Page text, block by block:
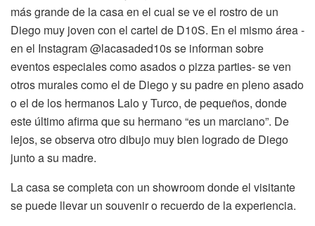
más grande de la casa en el cual se ve el rostro de un
Diego muy joven con el cartel de D10S. En el mismo área -
en el Instagram @lacasaded10s se informan sobre
eventos especiales como asados o pizza parties- se ven
otros murales como el de Diego y su padre en pleno asado
o el de los hermanos Lalo y Turco, de pequeños, donde
este último afirma que su hermano “es un marciano”. De
lejos, se observa otro dibujo muy bien logrado de Diego
junto a su madre.
La casa se completa con un showroom donde el visitante
se puede llevar un souvenir o recuerdo de la experiencia.